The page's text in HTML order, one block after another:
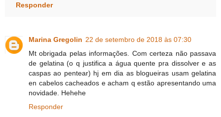
Responder
Marina Gregolin 22 de setembro de 2018 às 07:30
Mt obrigada pelas informações. Com certeza não passava
de gelatina (o q justifica a água quente pra dissolver e as
caspas ao pentear) hj em dia as blogueiras usam gelatina
en cabelos cacheados e acham q estão apresentando uma
novidade. Hehehe
Responder